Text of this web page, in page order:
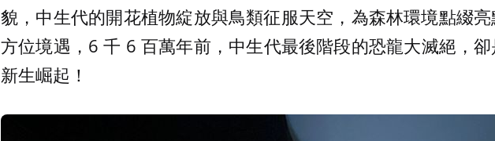
貌，中生代的開花植物綻放與鳥類征服天空，為森林環境點綴
方位境遇，6 千 6 百萬年前，中生代最後階段的恐龍大滅絕，
新生崛起！